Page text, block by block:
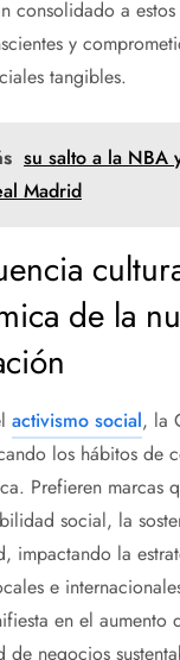
consolidado a
y
tangibles.
su salto a la NBA
Madrid
de la
activismo social, la
los hábitos de
Prefieren marcas
social, la
impactando la
e
en el aumento
de negocios